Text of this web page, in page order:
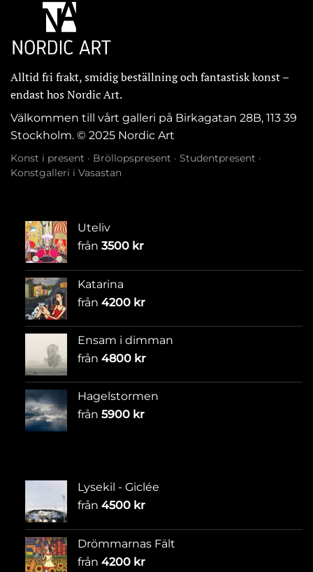
Alltid fri frakt, smidig beställning och fantastisk konst –
endast hos Nordic Art.
Välkommen till vårt galleri på Birkagatan 28B, 113 39
Stockholm. © 2025 Nordic Art
Konst i present · Bröllopspresent · Studentpresent ·
Konstgalleri i Vasastan
Uteliv
från 3500 kr
Katarina
från 4200 kr
Ensam i dimman
från 4800 kr
Hagelstormen
från 5900 kr
Lysekil - Giclée
från 4500 kr
Drömmarnas Fält
från 4200 kr